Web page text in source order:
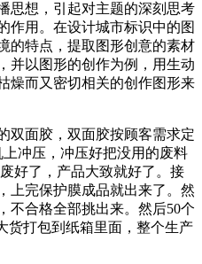
思想，引起对主题的深刻思考
作用。在设计城市标识中的图
的特点，提取图形创意的素材
并以图形的创作为例，用生动
燥而又密切相关的创作图形来
双面胶，双面胶按顾客需求定
冲压，冲压好把没用的废料
好了，产品大致就好了。接
上完保护膜成品就出来了。然
不合格全部挑出来。然后50个
货打包到纸箱里面，整个生产